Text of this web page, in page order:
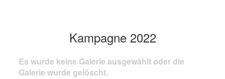
Kampagne 2022
Es wurde keine Galerie ausgewählt oder die
Galerie wurde gelöscht.